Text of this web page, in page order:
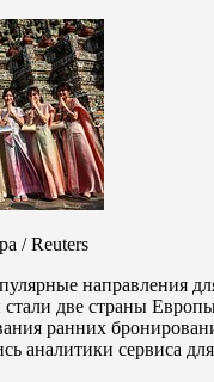
/ Reuters
направления
две страны
ранних
аналитики сервиса